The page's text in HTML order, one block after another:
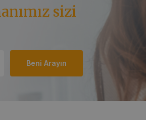
sizi